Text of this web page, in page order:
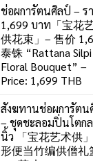
ช่อผการัตนศิลป์ – ร
1,699 บาท「宝花
供花束」– 售价
泰铢 “Rattana Silpi
Floral Bouquet” –
Price: 1,699 THB
สังฆทานช่อผการัตน
– ชุดชะลอมปิ่นโตก
นิ้ว 「宝花艺术供
形便当竹编供僧礼